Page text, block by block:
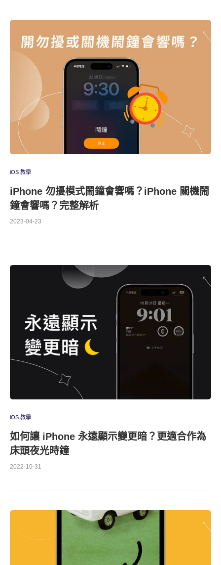
iOS 教學
iPhone 勿擾模式鬧鐘會響嗎？iPhone 關機鬧
鐘會響嗎？完整解析
2023-04-23
iOS 教學
如何讓 iPhone 永遠顯示變更暗？更適合作為
床頭夜光時鐘
2022-10-31